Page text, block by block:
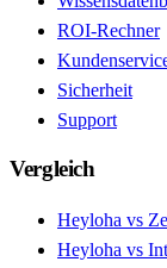
ROI-Rechner
Sicherheit
Support
Vergleich
Heyloha vs
Heyloha vs